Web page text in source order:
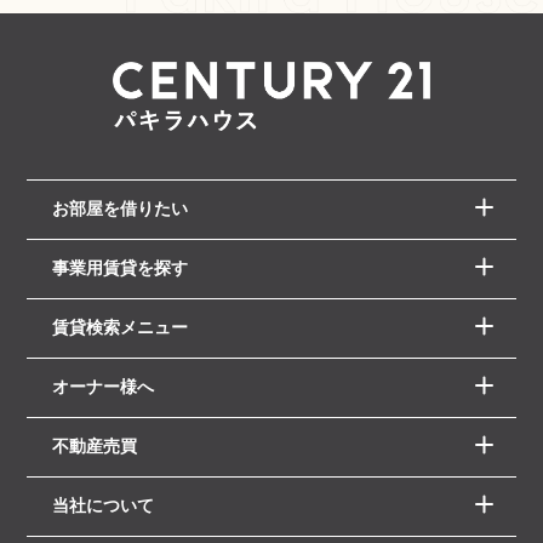
お部屋を借りたい
事業用賃貸を探す
賃貸検索メニュー
オーナー様へ
不動産売買
当社について